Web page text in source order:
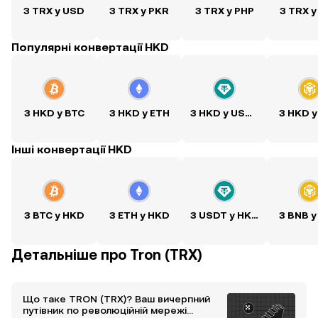
З TRX у USD З TRX у PKR З TRX у PHP З TRX
Популярні конвертації HKD
З HKD у BTC З HKD у ETH З HKD у USDT З HKD
Інші конвертації HKD
З BTC у HKD З ETH у HKD З USDT у HKD З BNB
Детальніше про Tron (TRX)
Що таке TRON (TRX)? Ваш вичерпний
путівник по революційній мережі